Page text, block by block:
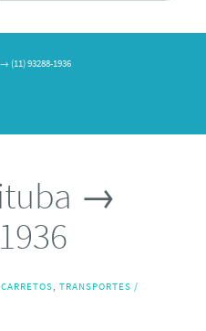
(11) 93288-1936
→
CARRETOS, TRANSPORTES /